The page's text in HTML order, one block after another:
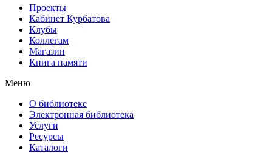
Проекты
Кабинет Курбатова
Клубы
Коллегам
Магазин
Книга памяти
Меню
О библиотеке
Электронная библиотека
Услуги
Ресурсы
Каталоги